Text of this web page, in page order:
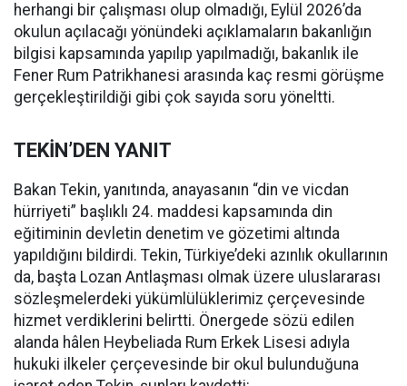
herhangi bir çalışması olup olmadığı, Eylül 2026’da
okulun açılacağı yönündeki açıklamaların bakanlığın
bilgisi kapsamında yapılıp yapılmadığı, bakanlık ile
Fener Rum Patrikhanesi arasında kaç resmi görüşme
gerçekleştirildiği gibi çok sayıda soru yöneltti.
TEKİN’DEN YANIT
Bakan Tekin, yanıtında, anayasanın “din ve vicdan
hürriyeti” başlıklı 24. maddesi kapsamında din
eğitiminin devletin denetim ve gözetimi altında
yapıldığını bildirdi. Tekin, Türkiye’deki azınlık okullarının
da, başta Lozan Antlaşması olmak üzere uluslararası
sözleşmelerdeki yükümlülüklerimiz çerçevesinde
hizmet verdiklerini belirtti. Önergede sözü edilen
alanda hâlen Heybeliada Rum Erkek Lisesi adıyla
hukuki ilkeler çerçevesinde bir okul bulunduğuna